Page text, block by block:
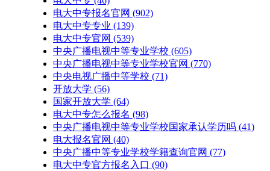
电大中专报名官网 (902)
电大中专专业 (139)
电大中专官网 (539)
中央广播电视中等专业学校 (605)
中央广播电视中等专业学校官网 (770)
中央电视广播中等学校 (71)
开放大学 (56)
国家开放大学 (64)
电大中专怎么报名 (98)
中央广播电视中等专业学校国家承认学历吗 (41)
电大报名官网 (40)
中央广播中等专业学校学籍查询官网 (77)
电大中专官方报名入口 (90)